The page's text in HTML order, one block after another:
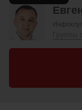
Инфоклуб